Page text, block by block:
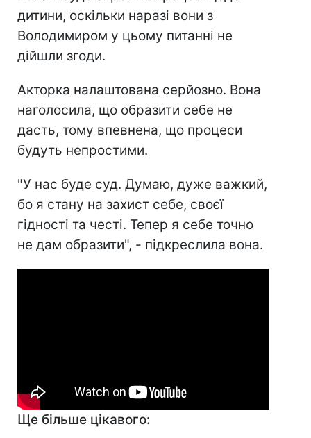
дитини, оскільки наразі вони з
Володимиром у цьому питанні не
дійшли згоди.
Акторка налаштована серйозно. Вона
наголосила, що образити себе не
дасть, тому впевнена, що процеси
будуть непростими.
"У нас буде суд. Думаю, дуже важкий,
бо я стану на захист себе, своєї
гідності та честі. Тепер я себе точно
не дам образити", - підкреслила вона.
Ще більше цікавого: